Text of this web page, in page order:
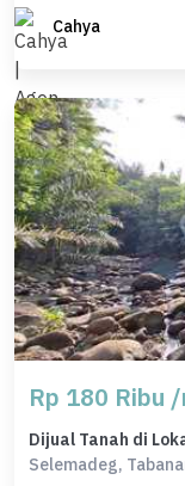
Cahya
Rp 180 Ribu /
Selemadeg,